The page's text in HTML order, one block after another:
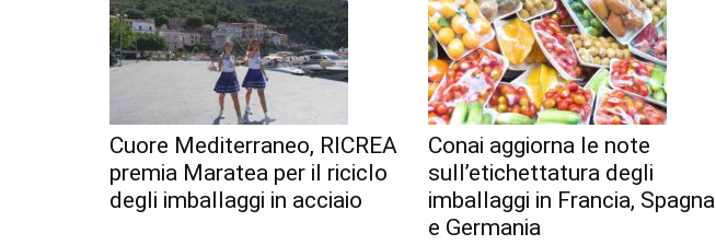
Cuore Mediterraneo, RICREA
premia Maratea per il riciclo
degli imballaggi in acciaio
Conai aggiorna le note
sull’etichettatura degli
imballaggi in Francia, Spagna
e Germania